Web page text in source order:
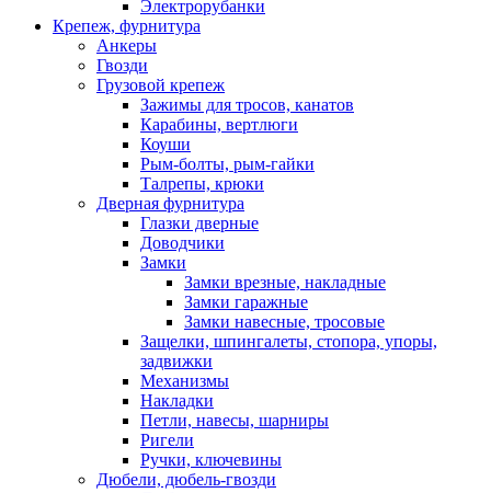
Электрорубанки
Крепеж, фурнитура
Анкеры
Гвозди
Грузовой крепеж
Зажимы для тросов, канатов
Карабины, вертлюги
Коуши
Рым-болты, рым-гайки
Талрепы, крюки
Дверная фурнитура
Глазки дверные
Доводчики
Замки
Замки врезные, накладные
Замки гаражные
Замки навесные, тросовые
Защелки, шпингалеты, стопора, упоры,
задвижки
Механизмы
Накладки
Петли, навесы, шарниры
Ригели
Ручки, ключевины
Дюбели, дюбель-гвозди